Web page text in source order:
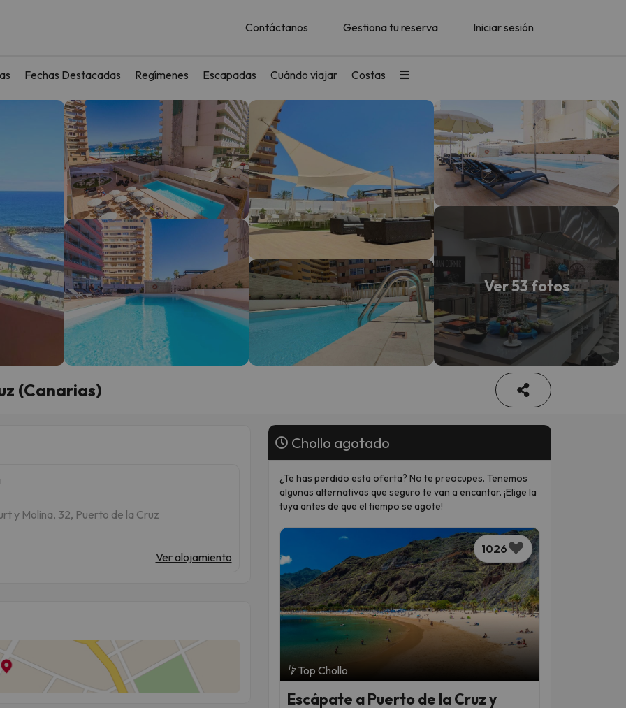
Contáctanos Gestiona tu reserva Iniciar sesión
Fechas Destacadas Regímenes Escapadas Cuándo viajar Costas
Ver 53 fotos
(Canarias)
y Molina, 32, Puerto de la Cruz
Ver alojamiento
Chollo agotado
¿Te has perdido esta oferta? No te preocupes. Tenemos
algunas alternativas que seguro te van a encantar. ¡Elige la
tuya antes de que el tiempo se agote!
1026
Top Chollo
Escápate a Puerto de la Cruz y